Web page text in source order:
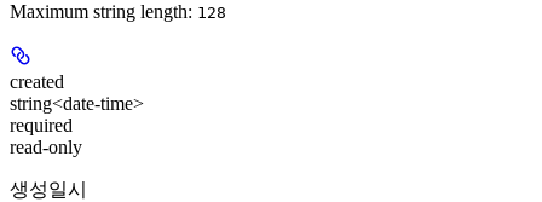
Maximum string length: 128
created
string<date-time>
required
read-only
생성일시